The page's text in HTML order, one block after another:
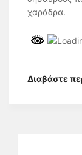
χαράδρα.
Διαβάστε